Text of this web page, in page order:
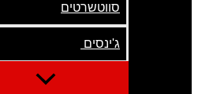
סווטשרטים
ג'ינסים